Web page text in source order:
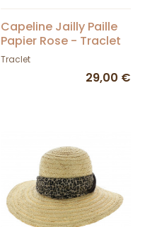
Capeline Jailly Paille
Papier Rose - Traclet
Traclet
29,00 €